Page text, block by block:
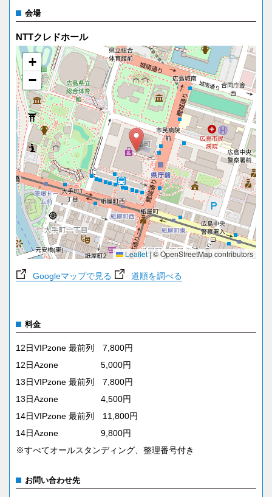
会場
NTTクレドホール
+
−
Leaflet |© OpenStreetMap contributors
Googleマップで見る 道順を調べる
料金
12日VIPzone 最前列 7,800円
12日Azone 5,000円
13日VIPzone 最前列 7,800円
13日Azone 4,500円
14日VIPzone 最前列 11,800円
14日Azone 9,800円
※すべてオールスタンディング、整理番号付き
お問い合わせ先